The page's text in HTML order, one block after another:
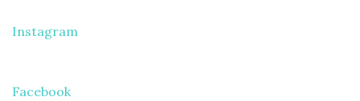
Instagram
Facebook